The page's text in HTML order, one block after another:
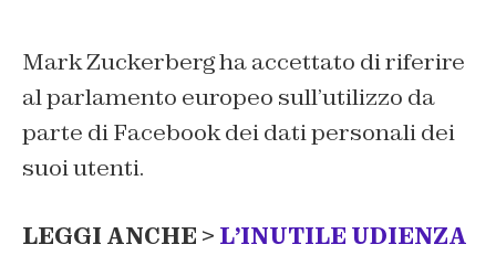
Mark Zuckerberg ha accettato di riferire
al parlamento europeo sull’utilizzo da
parte di Facebook dei dati personali dei
suoi utenti.
LEGGI ANCHE > L’INUTILE UDIENZA